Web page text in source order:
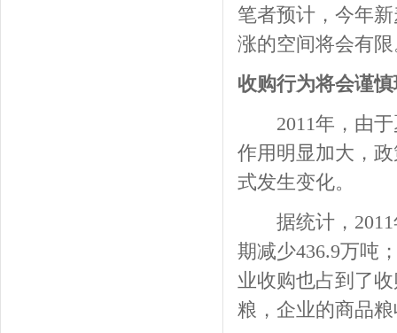
笔者预计，今年
涨的空间将会有
收购行为将会谨
2011年，由于
作用明显加大，
式发生变化。
据统计，2011
期减少436.9万吨
业收购也占到了
粮，企业的商品